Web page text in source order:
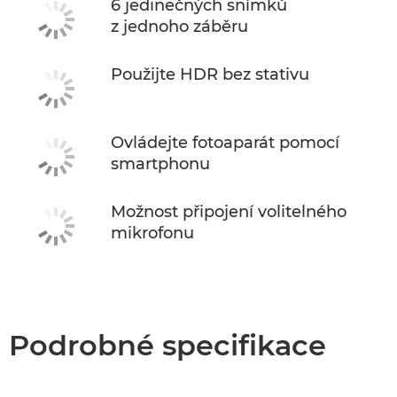
6 jedinečných snímků
z jednoho záběru
Použijte HDR bez stativu
Ovládejte fotoaparát pomocí
smartphonu
Možnost připojení volitelného
mikrofonu
Podrobné specifikace